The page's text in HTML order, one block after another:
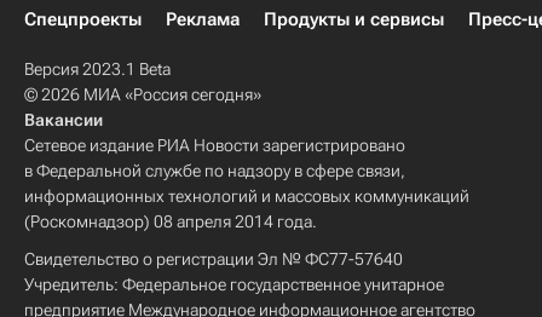
Спецпроекты
Реклама Продукты и сервисы Пресс-
Версия 2023.1 Beta
© 2026 МИА «Россия сегодня»
Вакансии
Сетевое издание РИА Новости зарегистрировано
в Федеральной службе по надзору в сфере связи,
информационных технологий и массовых коммуникаций
(Роскомнадзор) 08 апреля 2014 года.
Свидетельство о регистрации Эл № ФС77-57640
Учредитель: Федеральное государственное унитарное
предприятие Международное информационное агентство